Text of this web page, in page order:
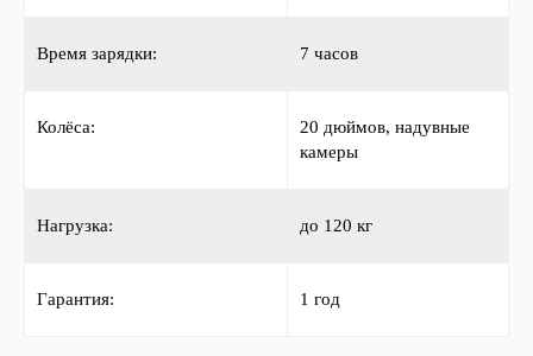
Время зарядки: 7 часов
Колёса:
20 дюймов, надувные
камеры
Нагрузка: до 120 кг
Гарантия: 1 год